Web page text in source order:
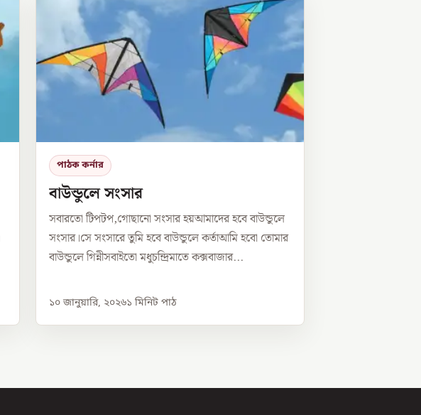
পাঠক কর্নার
বাউন্ডুলে সংসার
সবারতো টিপটপ,গোছানো সংসার হয়আমাদের হবে বাউন্ডুলে
সংসার।সে সংসারে তুমি হবে বাউন্ডুলে কর্তাআমি হবো তোমার
বাউন্ডুলে গিন্নীসবাইতো মধুচন্দ্রিমাতে কক্সবাজার...
১০ জানুয়ারি, ২০২৬১ মিনিট পাঠ